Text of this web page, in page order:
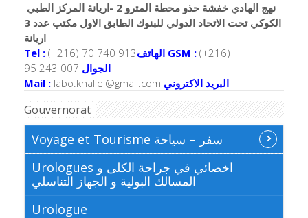
الكوكي تحت الاتحاد الدولي للبنوك الطابق الاول مكتب عدد 3
اريانة
Tel : (+216) 70 740 913 GSM : (+216)
95 243 007 الجوال
Mail : labo.khallel@gmail.com البريد الاكتروني
Gouvernorat
Voyage et Tourisme سفر – سياحة
Urologues اخصائي في جراحة الكلى و
المسالك البولية و الجهاز التناسلي
Urologue